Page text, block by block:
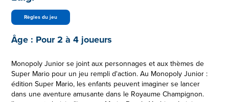
Règles du jeu
Âge : Pour 2 à 4 joueurs
Monopoly Junior se joint aux personnages et aux thèmes de
Super Mario pour un jeu rempli d'action. Au Monopoly Junior :
édition Super Mario, les enfants peuvent imaginer se lancer
dans une aventure amusante dans le Royaume Champignon.